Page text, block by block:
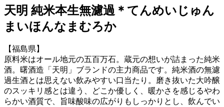
天明 純米本生無濾過＊てんめいじゅん
まいほんなまむろか
【福島県】
原料米はオール地元の五百万石。蔵元の想いが詰まった純米
酒。曙酒造「天明」ブランドの主力商品です。純米酒の無濾
過生酒とは思えない飲みやすい口当たり。磨き抜いた大吟醸
のスッキリ感とは違う、どこか優しく、暖かさを感じるやわ
らかい酒質で、旨味酸味の広がりもしっかりとし、飲んでい